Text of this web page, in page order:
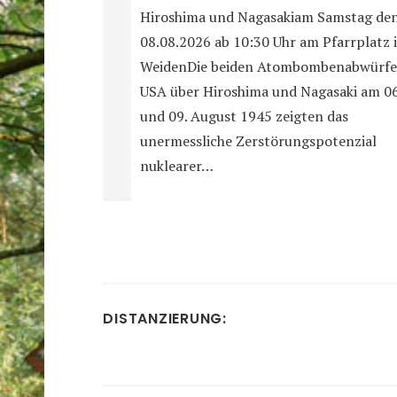
Hiroshima und Nagasakiam Samstag
08.08.2026 ab 10:30 Uhr am Pfarrplatz
WeidenDie beiden
USA über Hiroshima und Nagasaki am
und 09. August 1945 zeigten das
unermessliche Zerstörungspotenzial
nuklearer…
DISTANZIERUNG: